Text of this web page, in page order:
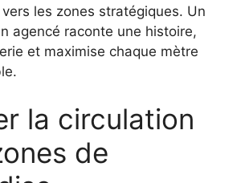
les zones stratégiques. Un
agencé raconte une histoire,
et maximise chaque mètre
la circulation
de